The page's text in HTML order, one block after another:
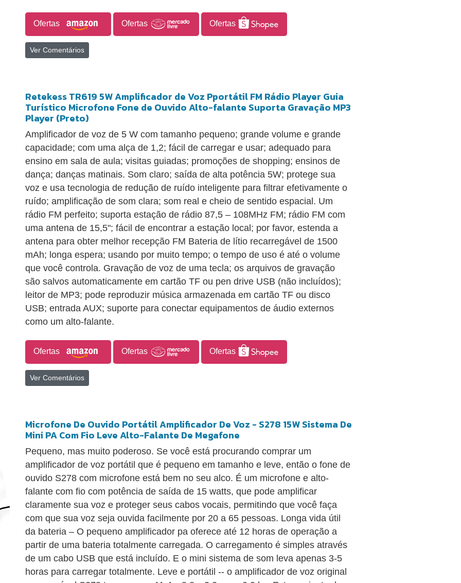
Ofertas Ofertas Ofertas
Ver Comentários
Retekess TR619 5W Amplificador de Voz Pportátil FM Rádio Player Guia
Turístico Microfone Fone de Ouvido Alto-falante Suporta Gravação MP3
Player (Preto)
Amplificador de voz de 5 W com tamanho pequeno; grande volume e grande
capacidade; com uma alça de 1,2; fácil de carregar e usar; adequado para
ensino em sala de aula; visitas guiadas; promoções de shopping; ensinos de
dança; danças matinais. Som claro; saída de alta potência 5W; protege sua
voz e usa tecnologia de redução de ruído inteligente para filtrar efetivamente o
ruído; amplificação de som clara; som real e cheio de sentido espacial. Um
rádio FM perfeito; suporta estação de rádio 87,5 – 108MHz FM; rádio FM com
uma antena de 15,5"; fácil de encontrar a estação local; por favor, estenda a
antena para obter melhor recepção FM Bateria de lítio recarregável de 1500
mAh; longa espera; usando por muito tempo; o tempo de uso é até o volume
que você controla. Gravação de voz de uma tecla; os arquivos de gravação
são salvos automaticamente em cartão TF ou pen drive USB (não incluídos);
leitor de MP3; pode reproduzir música armazenada em cartão TF ou disco
USB; entrada AUX; suporte para conectar equipamentos de áudio externos
como um alto-falante.
Ofertas Ofertas Ofertas
Ver Comentários
Microfone De Ouvido Portátil Amplificador De Voz - S278 15W Sistema De
Mini PA Com Fio Leve Alto-Falante De Megafone
Pequeno, mas muito poderoso. Se você está procurando comprar um
amplificador de voz portátil que é pequeno em tamanho e leve, então o fone de
ouvido S278 com microfone está bem no seu alco. É um microfone e alto-
falante com fio com potência de saída de 15 watts, que pode amplificar
claramente sua voz e proteger seus cabos vocais, permitindo que você faça
com que sua voz seja ouvida facilmente por 20 a 65 pessoas. Longa vida útil
da bateria – O pequeno amplificador pa oferece até 12 horas de operação a
partir de uma bateria totalmente carregada. O carregamento é simples através
de um cabo USB que está incluído. E o mini sistema de som leva apenas 3-5
horas para carregar totalmente. Leve e portátil -- o amplificador de voz original